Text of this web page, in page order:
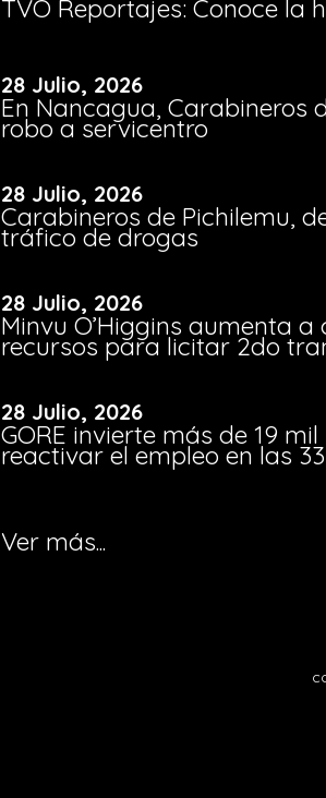
TVO Reportajes: Conoce la
28 Julio, 2026
En Nancagua, Carabineros
robo a servicentro
28 Julio, 2026
Carabineros de Pichilemu,
tráfico de drogas
28 Julio, 2026
Minvu O’Higgins aumenta a
recursos para licitar 2do
28 Julio, 2026
GORE invierte más de 19
reactivar el empleo en las
Ver más...